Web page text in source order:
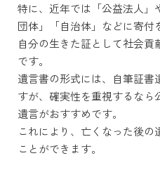
特に、近年では「公益法人
団体」「自治体」などに寄付
自分の生きた証として社会
です。
遺言書の形式には、自筆証書
すが、確実性を重視するな
遺言がおすすめです。
これにより、亡くなった後
ことができます。